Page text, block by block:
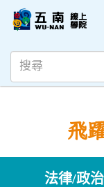
飛
法律/政治